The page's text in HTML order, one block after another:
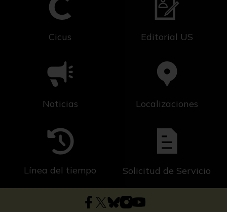
Cicus Editorial US
Noticias Localizaciones
Línea del tiempo Solicitud de Servicio